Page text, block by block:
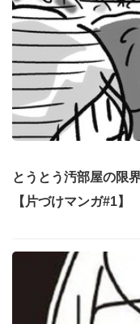
とうとう汚部屋の限
【片づけマンガ#1】